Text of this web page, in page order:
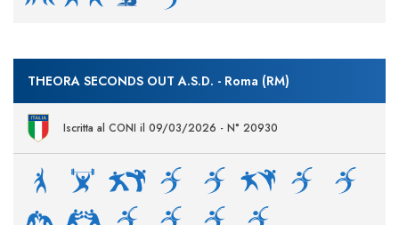
THEORA SECONDS OUT A.S.D. - Roma (RM)
Iscritta al CONI il 09/03/2026 - N° 20930